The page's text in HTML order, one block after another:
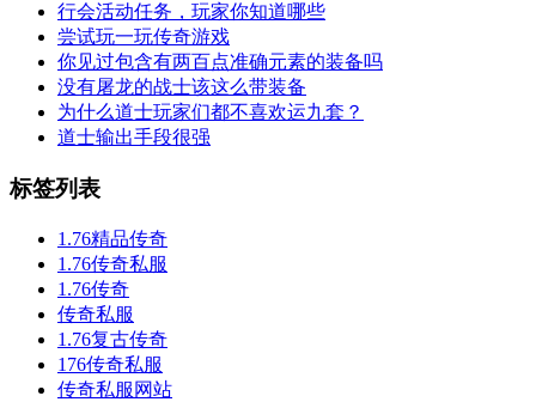
行会活动任务，玩家你知道哪些
尝试玩一玩传奇游戏
你见过包含有两百点准确元素的装备吗
没有屠龙的战士该这么带装备
为什么道士玩家们都不喜欢运九套？
道士输出手段很强
标签列表
1.76精品传奇
1.76传奇私服
1.76传奇
传奇私服
1.76复古传奇
176传奇私服
传奇私服网站